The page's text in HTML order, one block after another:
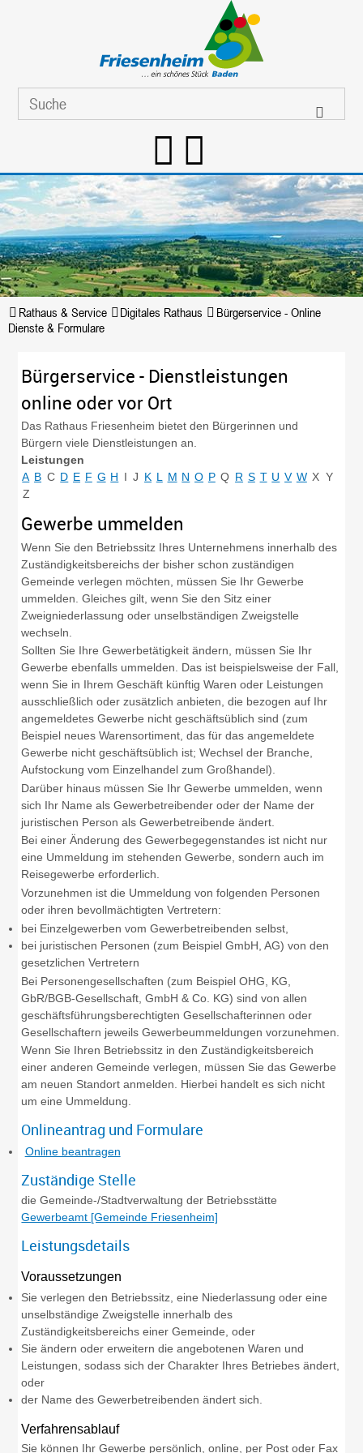
Rathaus & Service Digitales Rathaus
Bürgerservice - Online
Dienste & Formulare
Bürgerservice - Dienstleistungen
online oder vor Ort
Das Rathaus Friesenheim bietet den Bürgerinnen und
Bürgern viele Dienstleistungen an.
Leistungen
A B C D E F G H I J K L M N O P Q R S T U V W X Y
Z
Gewerbe ummelden
Wenn Sie den Betriebssitz Ihres Unternehmens innerhalb des
Zuständigkeitsbereichs der bisher schon zuständigen
Gemeinde verlegen möchten, müssen Sie Ihr Gewerbe
ummelden. Gleiches gilt, wenn Sie den Sitz einer
Zweigniederlassung oder unselbständigen Zweigstelle
wechseln.
Sollten Sie Ihre Gewerbetätigkeit ändern, müssen Sie Ihr
Gewerbe ebenfalls ummelden. Das ist beispielsweise der Fall,
wenn Sie in Ihrem Geschäft künftig Waren oder Leistungen
ausschließlich oder zusätzlich anbieten, die bezogen auf Ihr
angemeldetes Gewerbe nicht geschäftsüblich sind (zum
Beispiel neues Warensortiment, das für das angemeldete
Gewerbe nicht geschäftsüblich ist; Wechsel der Branche,
Aufstockung vom Einzelhandel zum Großhandel).
Darüber hinaus müssen Sie Ihr Gewerbe ummelden, wenn
sich Ihr Name als Gewerbetreibender oder der Name der
juristischen Person als Gewerbetreibende ändert.
Bei einer Änderung des Gewerbegegenstandes ist nicht nur
eine Ummeldung im stehenden Gewerbe, sondern auch im
Reisegewerbe erforderlich.
Vorzunehmen ist die Ummeldung von folgenden Personen
oder ihren bevollmächtigten Vertretern:
bei Einzelgewerben vom Gewerbetreibenden selbst,
bei juristischen Personen (zum Beispiel GmbH, AG) von den
gesetzlichen Vertretern
Bei Personengesellschaften (zum Beispiel OHG, KG,
GbR/BGB-Gesellschaft, GmbH & Co. KG) sind von allen
geschäftsführungsberechtigten Gesellschafterinnen oder
Gesellschaftern jeweils Gewerbeummeldungen vorzunehmen.
Wenn Sie Ihren Betriebssitz in den Zuständigkeitsbereich
einer anderen Gemeinde verlegen, müssen Sie das Gewerbe
am neuen Standort anmelden. Hierbei handelt es sich nicht
um eine Ummeldung.
Onlineantrag und Formulare
Online beantragen
Zuständige Stelle
die Gemeinde-/Stadtverwaltung der Betriebsstätte
Gewerbeamt [Gemeinde Friesenheim]
Leistungsdetails
Voraussetzungen
Sie verlegen den Betriebssitz, eine Niederlassung oder eine
unselbständige Zweigstelle innerhalb des
Zuständigkeitsbereichs einer Gemeinde, oder
Sie ändern oder erweitern die angebotenen Waren und
Leistungen, sodass sich der Charakter Ihres Betriebes ändert,
oder
der Name des Gewerbetreibenden ändert sich.
Verfahrensablauf
Sie können Ihr Gewerbe persönlich, online, per Post oder Fax